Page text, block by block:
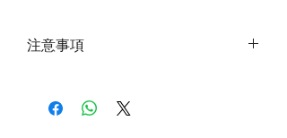
注意事項
－ 此產品含有細小配件、尖銳物件，恕不